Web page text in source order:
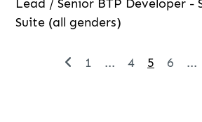
Lead / Senior BTP Developer
Suite (all genders)
1 ... 4 5 6 ...